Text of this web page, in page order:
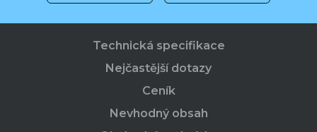
Technická specifikace
Nejčastější dotazy
Ceník
Nevhodný obsah